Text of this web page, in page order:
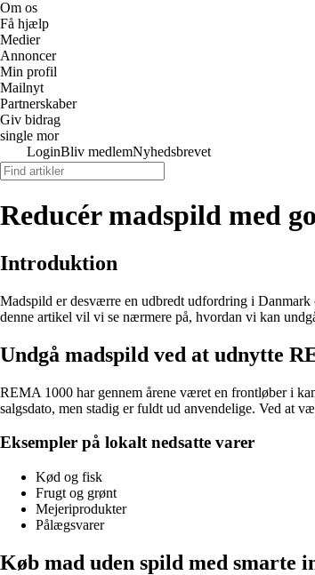
Om os
Få hjælp
Medier
Annoncer
Min profil
Mailnyt
Partnerskaber
Giv bidrag
single mor
LoginBliv medlemNyhedsbrevet
Reducér madspild med
Introduktion
Madspild er desværre en udbredt udfordring i
denne artikel vil vi se nærmere på, hvordan vi kan
Undgå madspild ved at udnytte
REMA 1000 har gennem årene været en frontløber i
salgsdato, men stadig er fuldt ud anvendelige. Ved at
Eksempler på lokalt nedsatte varer
Kød og fisk
Frugt og grønt
Mejeriprodukter
Pålægsvarer
Køb mad uden spild med smarte